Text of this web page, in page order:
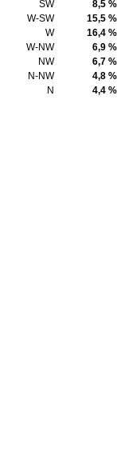
SW
8,5 %
W-SW
15,5 %
W
16,4 %
W-NW
6,9 %
NW
6,7 %
N-NW
4,8 %
N
4,4 %